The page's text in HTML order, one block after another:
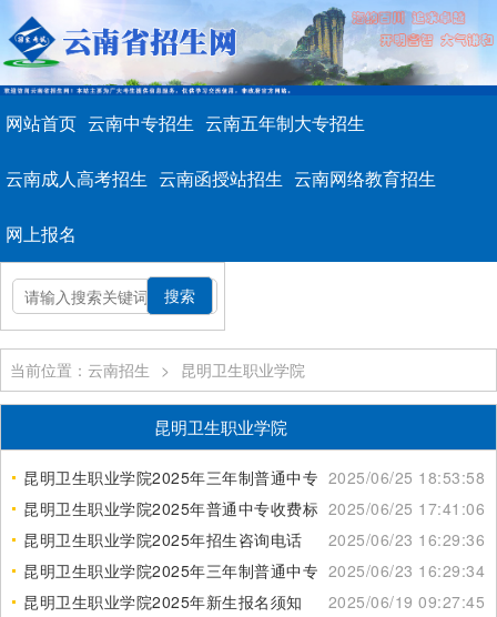
网站首页 云南中专招生 云南五年制大专招生
云南成人高考招生 云南函授站招生 云南网络教育招生
网上报名
当前位置：云南招生 > 昆明卫生职业学院
昆明卫生职业学院
昆明卫生职业学院2025年三年制普通中专招生地点2025/06/25 18:53:58
昆明卫生职业学院2025年普通中专收费标准2025/06/25 17:41:06
昆明卫生职业学院2025年招生咨询电话
2025/06/23 16:29:36
昆明卫生职业学院2025年三年制普通中专专业列表2025/06/23 16:29:34
昆明卫生职业学院2025年新生报名须知
2025/06/19 09:27:45